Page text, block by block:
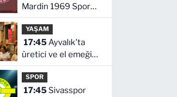
Mardin 1969 Spor
maçını canlı izle
YAŞAM
17:45 Ayvalık'ta
üretici ve el emeği
pazarı renk katıyor
SPOR
17:45